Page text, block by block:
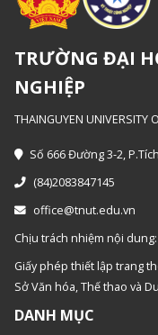
TRƯỜNG ĐẠI
NGHIỆP
THAINGUYEN UNIVERSITY
Số 666 Đường 3-2,
(84)2083847145
office@tnut.edu.vn
Chịu trách nhiệm nội dung:
Giấy phép thiết lập trang
Sở Văn hóa, Thế thao và
DANH MỤC